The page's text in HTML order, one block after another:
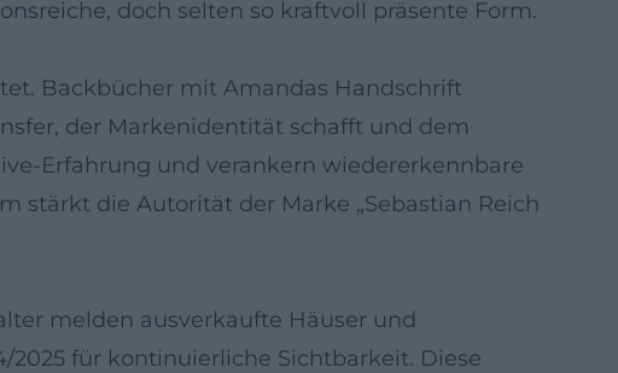
doch selten so kraftvoll präsente Form.
Backbücher mit Amandas Handschrift
der Markenidentität schafft und dem
Erfahrung und verankern wiedererkennbare
stärkt die Autorität der Marke „Sebastian Reich
melden ausverkaufte Häuser und
2025 für kontinuierliche Sichtbarkeit. Diese